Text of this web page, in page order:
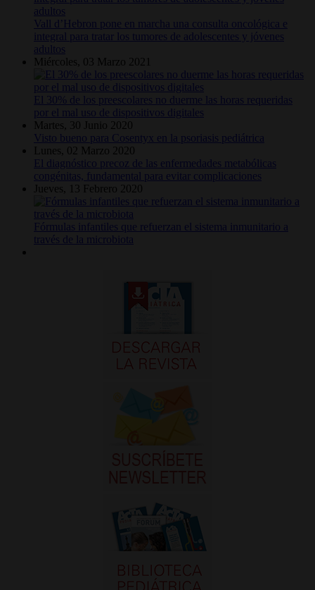
Vall d’Hebron pone en marcha una consulta oncológica e
integral para tratar los tumores de adolescentes y jóvenes
adultos
Miércoles, 03 Marzo 2021
El 30% de los preescolares no duerme las horas requeridas
por el mal uso de dispositivos digitales
Martes, 30 Junio 2020
Visto bueno para Cosentyx en la psoriasis pediátrica
Lunes, 02 Marzo 2020
El diagnóstico precoz de las enfermedades metabólicas
congénitas, fundamental para evitar complicaciones
Jueves, 13 Febrero 2020
Fórmulas infantiles que refuerzan el sistema inmunitario a
través de la microbiota